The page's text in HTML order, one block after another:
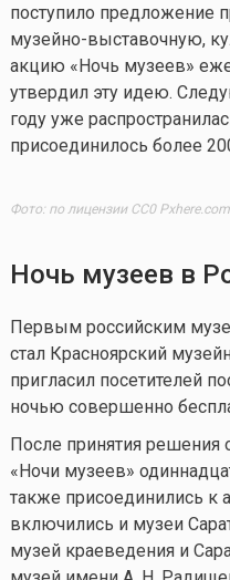
поступило предложение
музейно-выставочную,
акцию «Ночь музеев»
утвердил эту идею.
году уже
присоединилось более
Фото: по лицензии CC0 Pxhere.com
Ночь музеев в
Первым российским
стал Красноярский
пригласил посетителей
ночью совершенно
После принятия решения
«Ночи музеев»
также присоединились к
включились и музеи
музей краеведения и